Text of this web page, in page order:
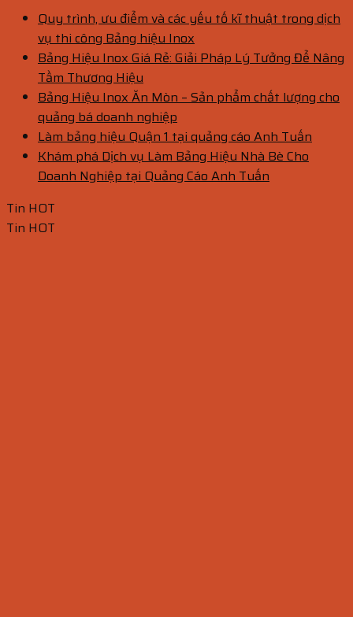
Quy trình, ưu điểm và các yếu tố kĩ thuật trong dịch
vụ thi công Bảng hiệu Inox
Bảng Hiệu Inox Giá Rẻ: Giải Pháp Lý Tưởng Để Nâng
Tầm Thương Hiệu
Bảng Hiệu Inox Ăn Mòn – Sản phẩm chất lượng cho
quảng bá doanh nghiệp
Làm bảng hiệu Quận 1 tại quảng cáo Anh Tuấn
Khám phá Dịch vụ Làm Bảng Hiệu Nhà Bè Cho
Doanh Nghiệp tại Quảng Cáo Anh Tuấn
Tin HOT
Tin HOT